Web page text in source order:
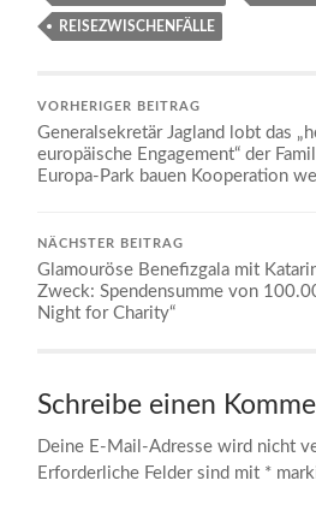
REISEZWISCHENFÄLLE
VORHERIGER BEITRAG
Generalsekretär Jagland lobt das
europäische Engagement“ der
Europa-Park bauen Kooperation
NÄCHSTER BEITRAG
Glamouröse Benefizgala mit
Zweck: Spendensumme von
Night for Charity“
Schreibe einen
Deine E-Mail-Adresse wird nicht
Erforderliche Felder sind mit *